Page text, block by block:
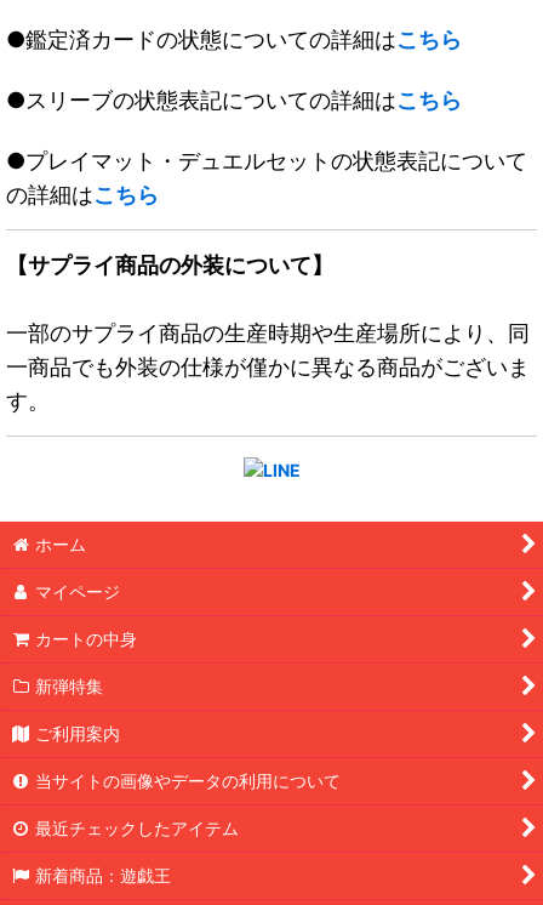
●鑑定済カードの状態についての詳細はこちら
●スリーブの状態表記についての詳細はこちら
●プレイマット・デュエルセットの状態表記について
の詳細はこちら
【サプライ商品の外装について】
一部のサプライ商品の生産時期や生産場所により、同
一商品でも外装の仕様が僅かに異なる商品がございま
す。
ホーム
マイページ
カートの中身
新弾特集
ご利用案内
当サイトの画像やデータの利用について
最近チェックしたアイテム
新着商品：遊戯王